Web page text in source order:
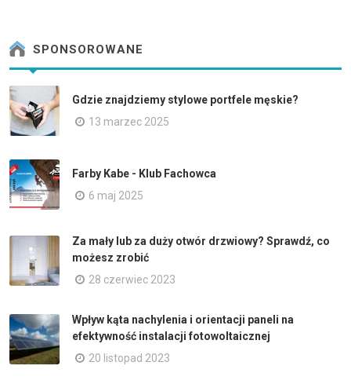
SPONSOROWANE
Gdzie znajdziemy stylowe portfele męskie?
13 marzec 2025
Farby Kabe - Klub Fachowca
6 maj 2025
Za mały lub za duży otwór drzwiowy? Sprawdź, co
możesz zrobić
28 czerwiec 2023
Wpływ kąta nachylenia i orientacji paneli na
efektywność instalacji fotowoltaicznej
20 listopad 2023